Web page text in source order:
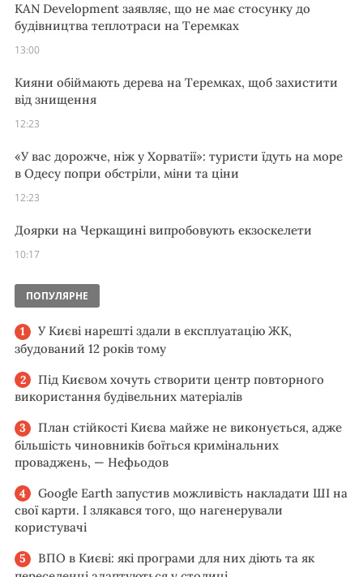
KAN Development заявляє, що не має стосунку до
будівництва теплотраси на Теремках
13:00
Кияни обіймають дерева на Теремках, щоб захистити
від знищення
12:23
«У вас дорожче, ніж у Хорватії»: туристи їдуть на море
в Одесу попри обстріли, міни та ціни
12:23
Доярки на Черкащині випробовують екзоскелети
10:17
ПОПУЛЯРНЕ
У Києві нарешті здали в експлуатацію ЖК,
збудований 12 років тому
Під Києвом хочуть створити центр повторного
використання будівельних матеріалів
План стійкості Києва майже не виконується, адже
більшість чиновників боїться кримінальних
проваджень, — Нефьодов
Google Earth запустив можливість накладати ШІ на
свої карти. І злякався того, що нагенерували
користувачі
ВПО в Києві: які програми для них діють та як